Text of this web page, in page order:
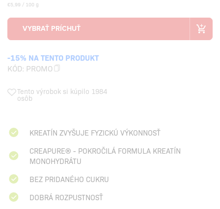
€5,99 / 100 g
-15% NA TENTO PRODUKT
KÓD: PROMO
Tento výrobok si kúpilo 1984
osôb
KREATÍN ZVYŠUJE FYZICKÚ VÝKONNOSŤ
CREAPURE® - POKROČILÁ FORMULA KREATÍN
MONOHYDRÁTU
BEZ PRIDANÉHO CUKRU
DOBRÁ ROZPUSTNOSŤ